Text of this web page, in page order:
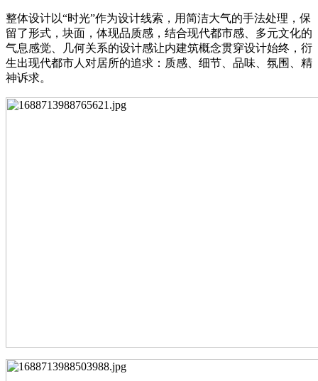
整体设计以“时光”作为设计线索，用简洁大气的手法处理，保
留了形式，块面，体现品质感，结合现代都市感、多元文化的
气息感觉、几何关系的设计感让内建筑概念贯穿设计始终，衍
生出现代都市人对居所的追求：质感、细节、品味、氛围、精
神诉求。